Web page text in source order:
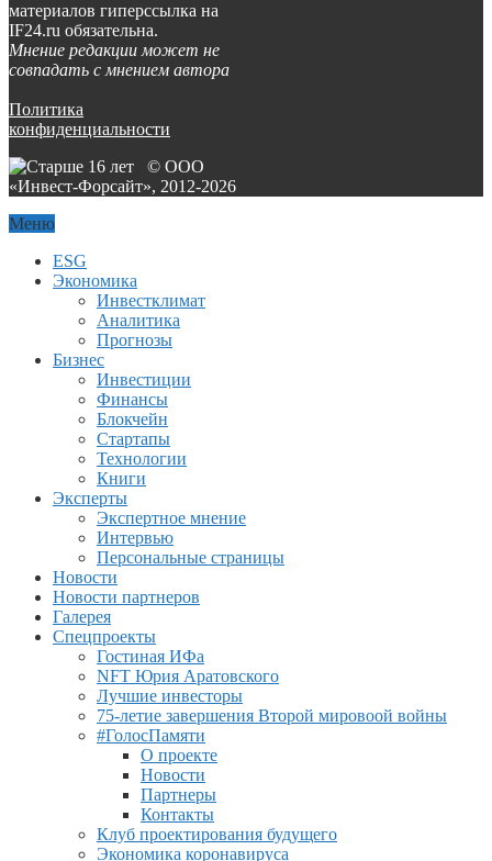
материалов гиперссылка на
IF24.ru обязательна.
Мнение редакции может не
совпадать с мнением автора
Политика
конфиденциальности
© ООО
«Инвест-Форсайт», 2012-2026
Меню
ESG
Экономика
Инвестклимат
Аналитика
Прогнозы
Бизнес
Инвестиции
Финансы
Блокчейн
Стартапы
Технологии
Книги
Эксперты
Экспертное мнение
Интервью
Персональные страницы
Новости
Новости партнеров
Галерея
Спецпроекты
Гостиная ИФа
NFT Юрия Аратовского
Лучшие инвесторы
75-летие завершения Второй мировоой войны
#ГолосПамяти
О проекте
Новости
Партнеры
Контакты
Клуб проектирования будущего
Экономика коронавируса